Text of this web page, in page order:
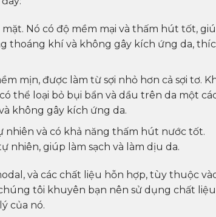
Nó có độ mềm mại và thấm hút tốt,
thoáng khí và không gây kích ứng da,
mịn, được làm từ sợi nhỏ hơn cả sợi tơ.
thể loại bỏ bụi bẩn và dầu trên da một
không gây kích ứng da.
nhiên và có khả năng thấm hút nước tốt.
giúp làm sạch và làm dịu da.
và các chất liệu hỗn hợp, tùy thuộc
tôi khuyên bạn nên sử dụng chất liệu
của nó.